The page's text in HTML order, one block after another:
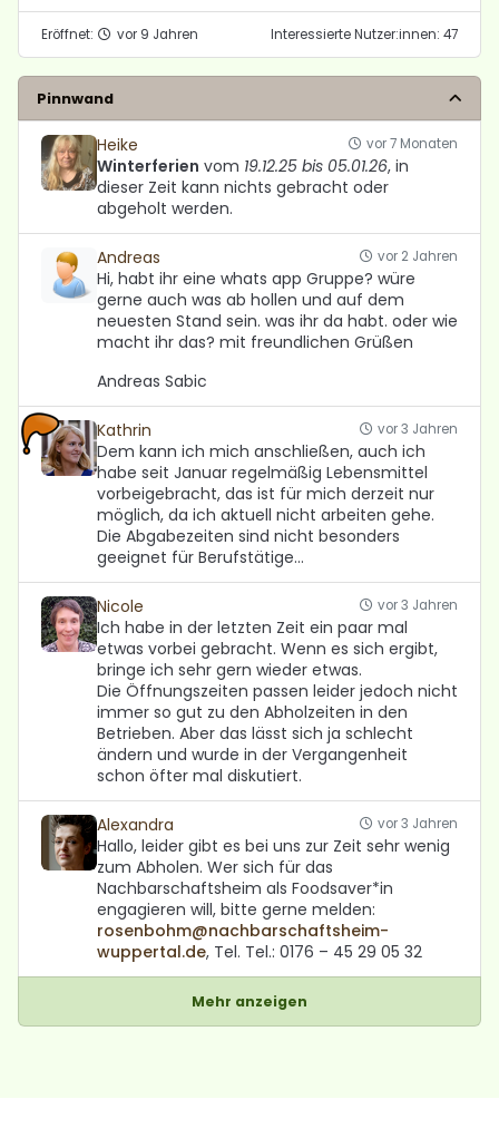
Eröffnet: vor 9 Jahren Interessierte Nutzer:innen: 47
Pinnwand
Heike vor 7 Monaten
Winterferien vom 19.12.25 bis 05.01.26, in
dieser Zeit kann nichts gebracht oder
abgeholt werden.
Andreas vor 2 Jahren
Hi, habt ihr eine whats app Gruppe? würe
gerne auch was ab hollen und auf dem
neuesten Stand sein. was ihr da habt. oder wie
macht ihr das? mit freundlichen Grüßen
Andreas Sabic
Kathrin vor 3 Jahren
Dem kann ich mich anschließen, auch ich
habe seit Januar regelmäßig Lebensmittel
vorbeigebracht, das ist für mich derzeit nur
möglich, da ich aktuell nicht arbeiten gehe.
Die Abgabezeiten sind nicht besonders
geeignet für Berufstätige…
Nicole vor 3 Jahren
Ich habe in der letzten Zeit ein paar mal
etwas vorbei gebracht. Wenn es sich ergibt,
bringe ich sehr gern wieder etwas.
Die Öffnungszeiten passen leider jedoch nicht
immer so gut zu den Abholzeiten in den
Betrieben. Aber das lässt sich ja schlecht
ändern und wurde in der Vergangenheit
schon öfter mal diskutiert.
Alexandra vor 3 Jahren
Hallo, leider gibt es bei uns zur Zeit sehr wenig
zum Abholen. Wer sich für das
Nachbarschaftsheim als Foodsaver*in
engagieren will, bitte gerne melden:
rosenbohm@nachbarschaftsheim-
wuppertal.de, Tel. Tel.: 0176 – 45 29 05 32
Mehr anzeigen